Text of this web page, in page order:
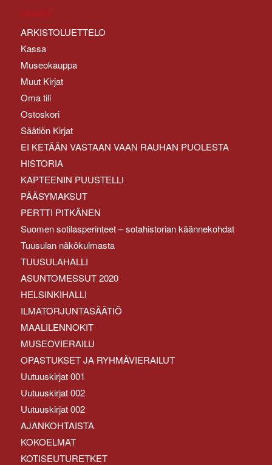
PAGES
ARKISTOLUETTELO
Kassa
Museokauppa
Muut Kirjat
Oma tili
Ostoskori
Säätiön Kirjat
EI KETÄÄN VASTAAN VAAN RAUHAN PUOLESTA
HISTORIA
KAPTEENIN PUUSTELLI
PÄÄSYMAKSUT
PERTTI PITKÄNEN
Suomen sotilasperinteet – sotahistorian käännekohdat
Tuusulan näkökulmasta
TUUSULAHALLI
ASUNTOMESSUT 2020
HELSINKIHALLI
ILMATORJUNTASÄÄTIÖ
MAALILENNOKIT
MUSEOVIERAILU
OPASTUKSET JA RYHMÄVIERAILUT
Uutuuskirjat 001
Uutuuskirjat 002
Uutuuskirjat 002
AJANKOHTAISTA
KOKOELMAT
KOTISEUTURETKET